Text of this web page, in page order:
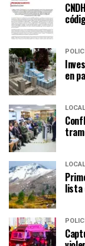
en
LOCAL
LOCAL
lista